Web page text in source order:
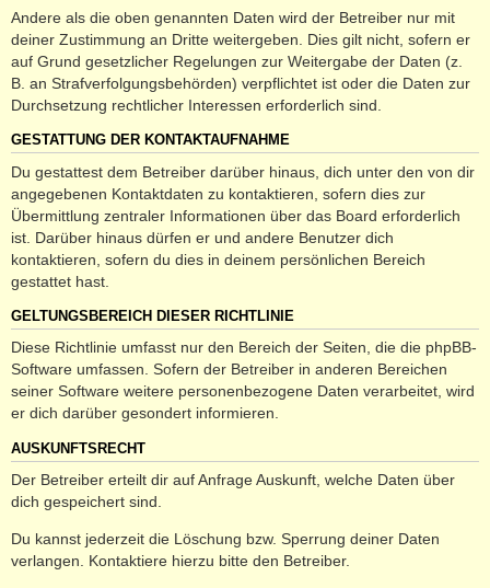
Andere als die oben genannten Daten wird der Betreiber nur mit
deiner Zustimmung an Dritte weitergeben. Dies gilt nicht, sofern er
auf Grund gesetzlicher Regelungen zur Weitergabe der Daten (z.
B. an Strafverfolgungsbehörden) verpflichtet ist oder die Daten zur
Durchsetzung rechtlicher Interessen erforderlich sind.
GESTATTUNG DER KONTAKTAUFNAHME
Du gestattest dem Betreiber darüber hinaus, dich unter den von dir
angegebenen Kontaktdaten zu kontaktieren, sofern dies zur
Übermittlung zentraler Informationen über das Board erforderlich
ist. Darüber hinaus dürfen er und andere Benutzer dich
kontaktieren, sofern du dies in deinem persönlichen Bereich
gestattet hast.
GELTUNGSBEREICH DIESER RICHTLINIE
Diese Richtlinie umfasst nur den Bereich der Seiten, die die phpBB-
Software umfassen. Sofern der Betreiber in anderen Bereichen
seiner Software weitere personenbezogene Daten verarbeitet, wird
er dich darüber gesondert informieren.
AUSKUNFTSRECHT
Der Betreiber erteilt dir auf Anfrage Auskunft, welche Daten über
dich gespeichert sind.
Du kannst jederzeit die Löschung bzw. Sperrung deiner Daten
verlangen. Kontaktiere hierzu bitte den Betreiber.